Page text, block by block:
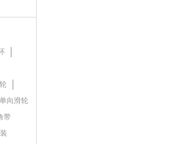
单向滑轮
带